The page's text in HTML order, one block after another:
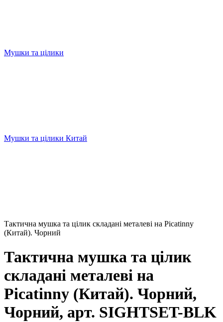
Мушки та цілики
Мушки та цілики Китай
Тактична мушка та цілик складані металеві на Picatinny
(Китай). Чорний
Тактична мушка та цілик
складані металеві на
Picatinny (Китай). Чорний,
Чорний, арт. SIGHTSET-BLK